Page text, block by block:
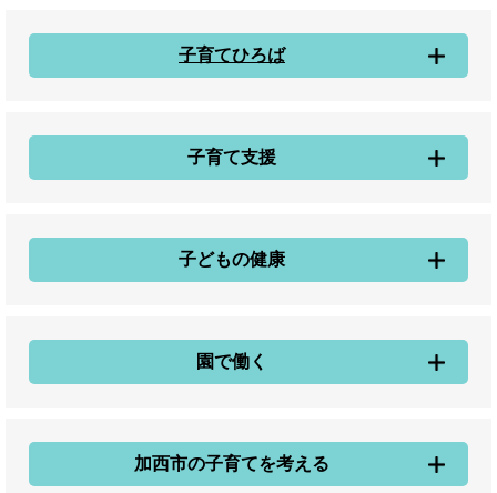
子育てひろば
子育て支援
子どもの健康
園で働く
加西市の子育てを考える